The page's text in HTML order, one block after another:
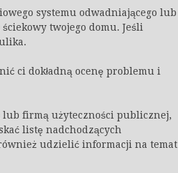
systemu odwadniającego lub
twojego domu. Jeśli
ci dokładną ocenę problemu i
lub firmą użyteczności publicznej,
listę nadchodzących
udzielić informacji na temat